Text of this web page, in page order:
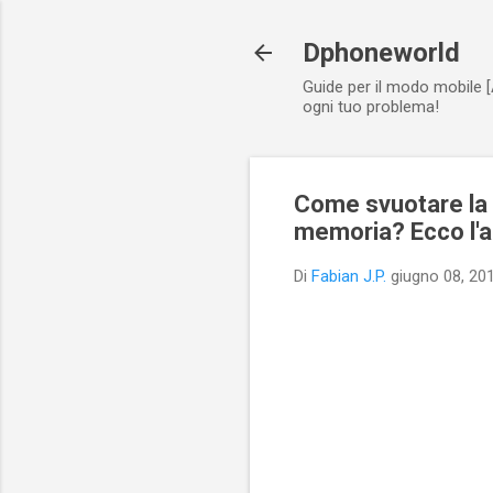
Dphoneworld
Guide per il modo mobile
ogni tuo problema!
Come svuotare
memoria? Ecco
Di Fabian J.P. giugno 08,